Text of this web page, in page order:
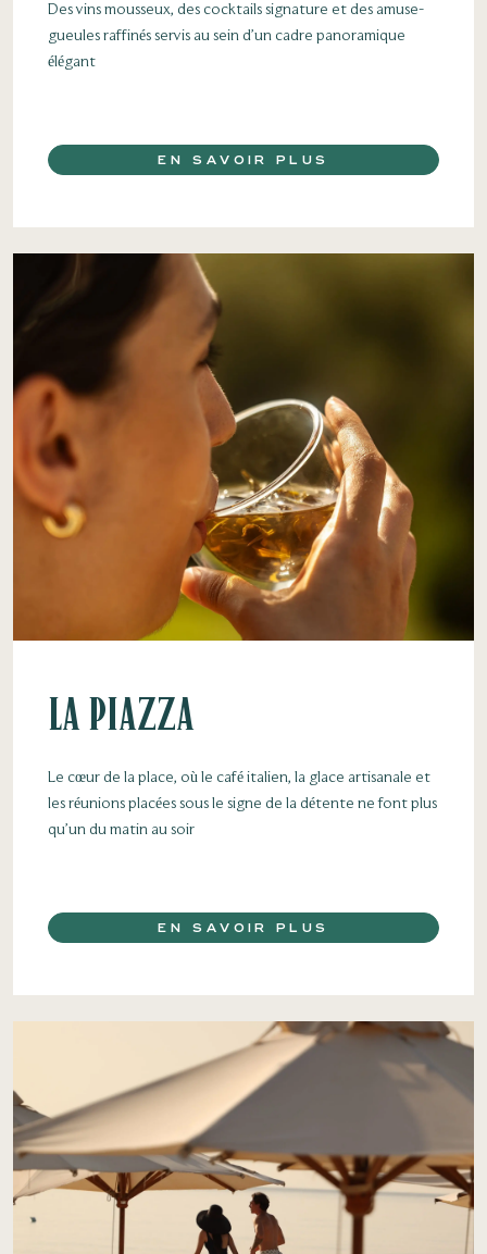
Des vins mousseux, des cocktails signature et des amuse-
gueules raffinés servis au sein d’un cadre panoramique
élégant
EN SAVOIR PLUS
La Piazza
Le cœur de la place, où le café italien, la glace artisanale et
les réunions placées sous le signe de la détente ne font plus
qu’un du matin au soir
EN SAVOIR PLUS